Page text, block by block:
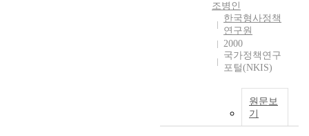
조병인
한국형사정책
연구원
2000
국가정책연구
포털(NKIS)
원문보
기